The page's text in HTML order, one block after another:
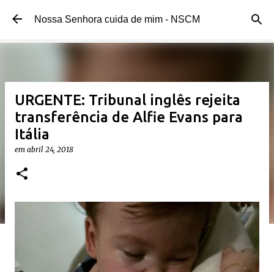
Pular para o conteúdo principal
Nossa Senhora cuida de mim - NSCM
URGENTE: Tribunal inglês rejeita
transferência de Alfie Evans para
Itália
em abril 24, 2018